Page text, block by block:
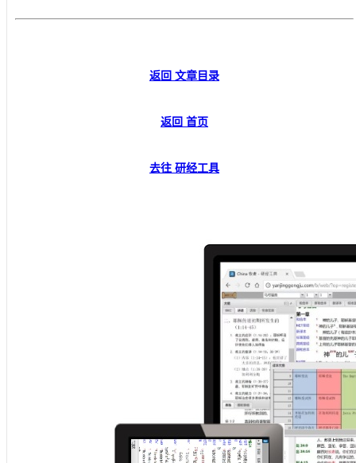
返回 文章目录
返回 首页
去往 研经工具